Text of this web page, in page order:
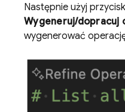
Następnie użyj
Wygeneruj/dopracuj
wygenerować